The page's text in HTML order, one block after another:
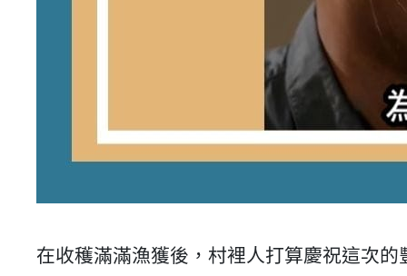
在收穫滿滿漁獲後，村裡人打算慶祝這次